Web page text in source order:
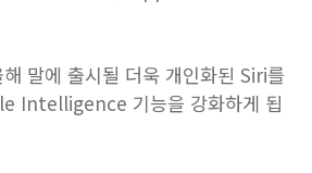
말에 출시될 더욱 개인화된 Siri를
Intelligence 기능을 강화하게 됩